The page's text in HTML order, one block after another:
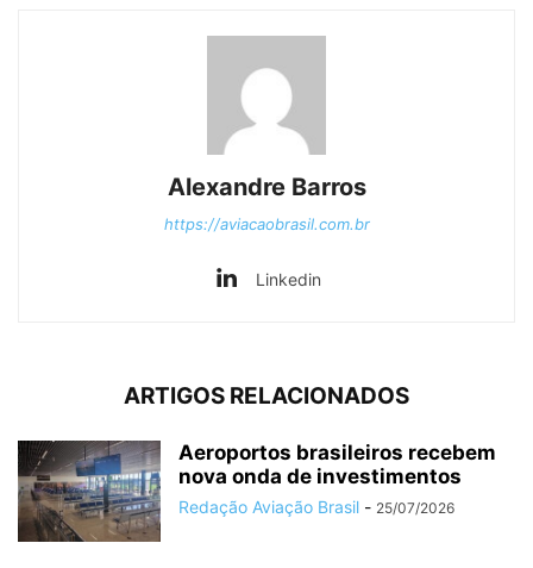
Alexandre Barros
https://aviacaobrasil.com.br
Linkedin
ARTIGOS RELACIONADOS
Aeroportos brasileiros recebem
nova onda de investimentos
Redação Aviação Brasil - 25/07/2026